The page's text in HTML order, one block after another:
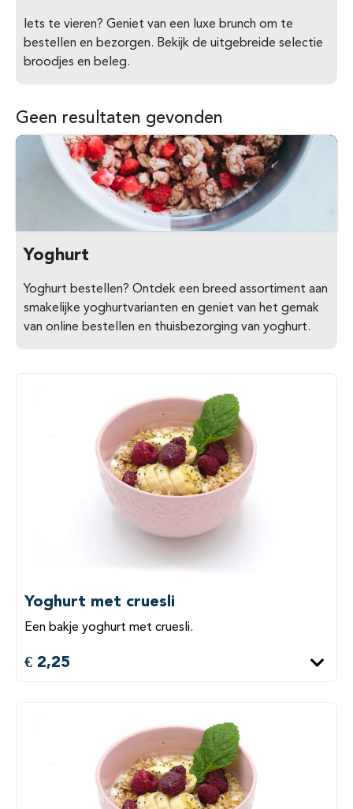
Iets te vieren? Geniet van een luxe brunch om te
bestellen en bezorgen. Bekijk de uitgebreide selectie
broodjes en beleg.
Geen resultaten gevonden
Yoghurt
Yoghurt bestellen? Ontdek een breed assortiment aan
smakelijke yoghurtvarianten en geniet van het gemak
van online bestellen en thuisbezorging van yoghurt.
Yoghurt met cruesli
Een bakje yoghurt met cruesli.
€ 2,25